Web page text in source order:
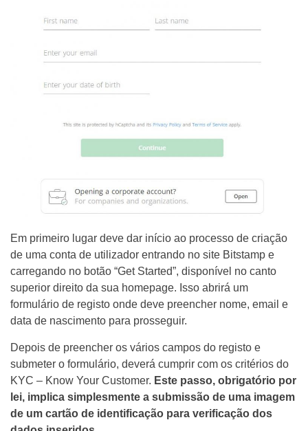
Em primeiro lugar deve dar início ao processo de criação
de uma conta de utilizador entrando no site Bitstamp e
carregando no botão “Get Started”, disponível no canto
superior direito da sua homepage. Isso abrirá um
formulário de registo onde deve preencher nome, email e
data de nascimento para prosseguir.
Depois de preencher os vários campos do registo e
submeter o formulário, deverá cumprir com os critérios do
KYC – Know Your Customer. Este passo, obrigatório por
lei, implica simplesmente a submissão de uma imagem
de um cartão de identificação para verificação dos